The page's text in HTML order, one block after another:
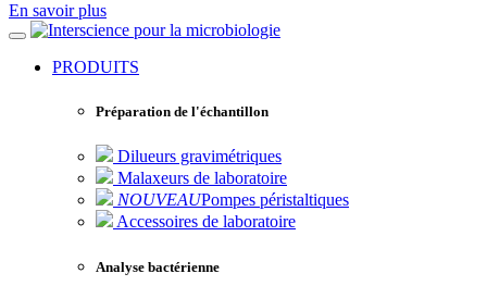
En savoir plus
pour la microbiologie
PRODUITS
Préparation de l'échantillon
Dilueurs gravimétriques
Malaxeurs de laboratoire
NOUVEAUPompes péristaltiques
Accessoires de laboratoire
Analyse bactérienne